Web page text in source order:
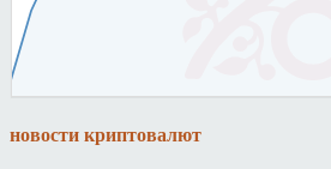
новости криптовалют